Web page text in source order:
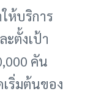
ห้บริการ
ะตั้งเป้า
คัน
ริ่มต้นของ